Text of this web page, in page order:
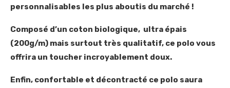
personnalisables les plus aboutis du marché !
Composé d’un coton biologique, ultra épais
(200g/m) mais surtout très qualitatif, ce polo vous
offrira un toucher incroyablement doux.
Enfin, confortable et décontracté ce polo saura